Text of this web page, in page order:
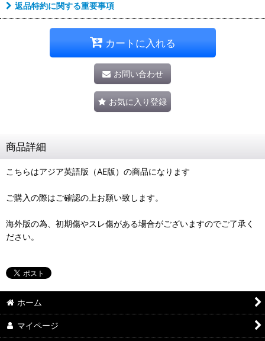
返品特約に関する重要事項
カートに入れる
お問い合わせ
お気に入り登録
商品詳細
こちらはアジア英語版（AE版）の商品になります
ご購入の際はご確認の上お願い致します。
海外版の為、初期傷やスレ傷がある場合がございますのでご了承く
ださい。
ホーム
マイページ